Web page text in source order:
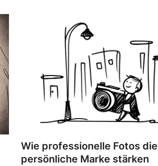
Wie professionelle Fotos die
persönliche Marke stärken